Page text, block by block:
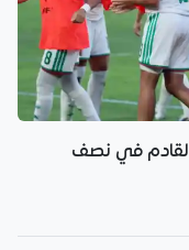
في نصف